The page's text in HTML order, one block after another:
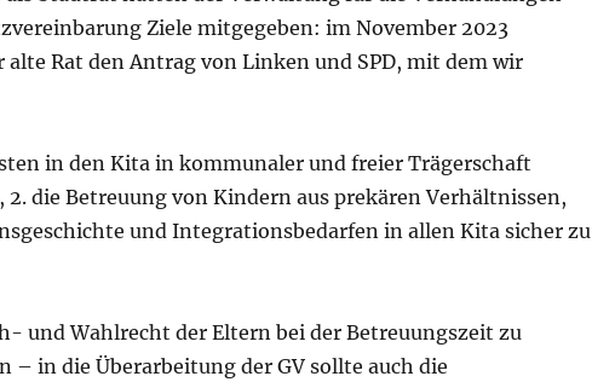
Ziele mitgegeben: im November 2023
alte Rat den Antrag von Linken und SPD, mit dem wir
in den Kita in kommunaler und freier Trägerschaft
2. die Betreuung von Kindern aus prekären Verhältnissen,
und Integrationsbedarfen in allen Kita sicher zu
und Wahlrecht der Eltern bei der Betreuungszeit zu
– in die Überarbeitung der GV sollte auch die